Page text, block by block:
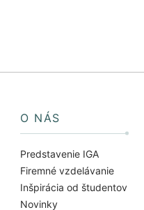
O NÁS
Predstavenie IGA
Firemné vzdelávanie
Inšpirácia od študentov
Novinky